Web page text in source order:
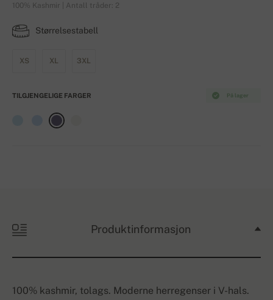
100% Kashmir | Antall tråder: 2
Størrelsestabell
XS XL 3XL
På lager
TILGJENGELIGE FARGER
Produktinformasjon
100% kashmir, tolags. Moderne herregenser i V-hals.